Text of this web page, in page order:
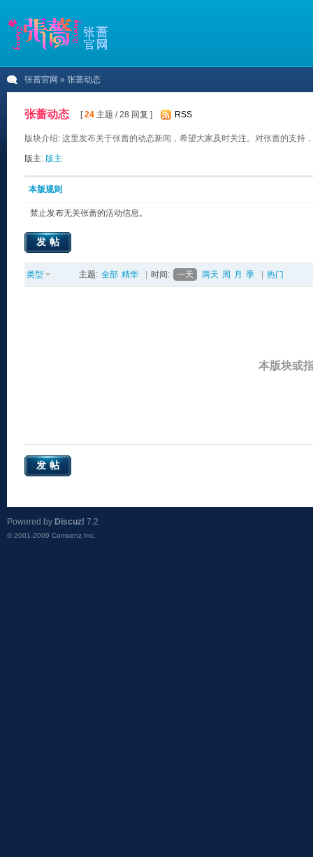
张蔷官网 » 张蔷动态
张蔷动态 [24 主题 / 28 回复 ] RSS
版块介绍: 这里发布关于张蔷的动态新闻，希望大家及时关注。对张蔷的支持
版主: 版主
本版规则
禁止发布无关张蔷的活动信息。
发帖
类型 主题: 全部 精华 时间: 一天 两天 周 月 季 热门
本版块或
发帖
Powered by Discuz! 7.2
© 2001-2009 Comsenz Inc.